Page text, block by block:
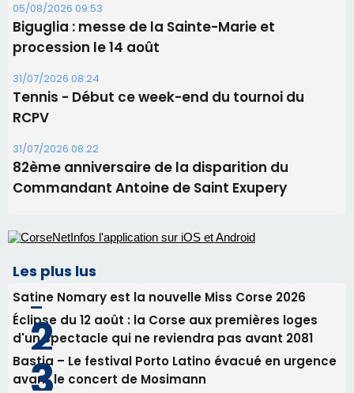
05/08/2026 09:53
Biguglia : messe de la Sainte-Marie et
procession le 14 août
31/07/2026 08:24
Tennis - Début ce week-end du tournoi du
RCPV
31/07/2026 08:22
82ème anniversaire de la disparition du
Commandant Antoine de Saint Exupery
Les plus lus
Satine Nomary est la nouvelle Miss Corse 2026
Éclipse du 12 août : la Corse aux premières loges
d'un spectacle qui ne reviendra pas avant 2081
Bastia – Le festival Porto Latino évacué en urgence
avant le concert de Mosimann